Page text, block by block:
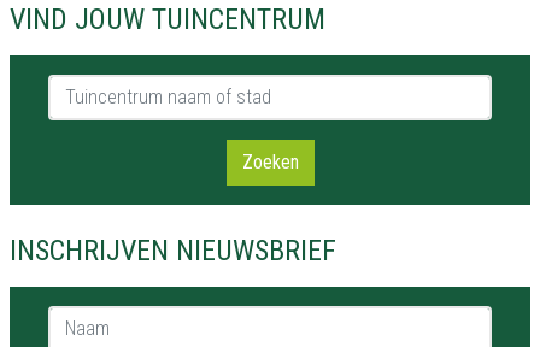
VIND JOUW TUINCENTRUM
Tuincentrum naam of stad
Zoeken
INSCHRIJVEN NIEUWSBRIEF
Naam *